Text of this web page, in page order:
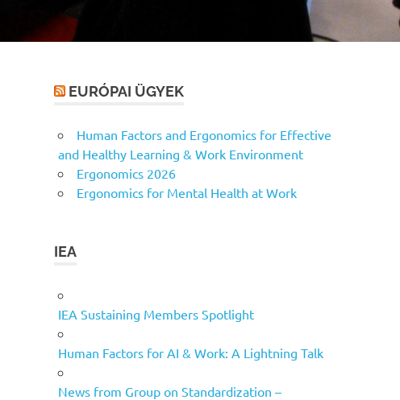
EURÓPAI ÜGYEK
Human Factors and Ergonomics for Effective
and Healthy Learning & Work Environment
Ergonomics 2026
Ergonomics for Mental Health at Work
IEA
IEA Sustaining Members Spotlight
Human Factors for AI & Work: A Lightning Talk
News from Group on Standardization –